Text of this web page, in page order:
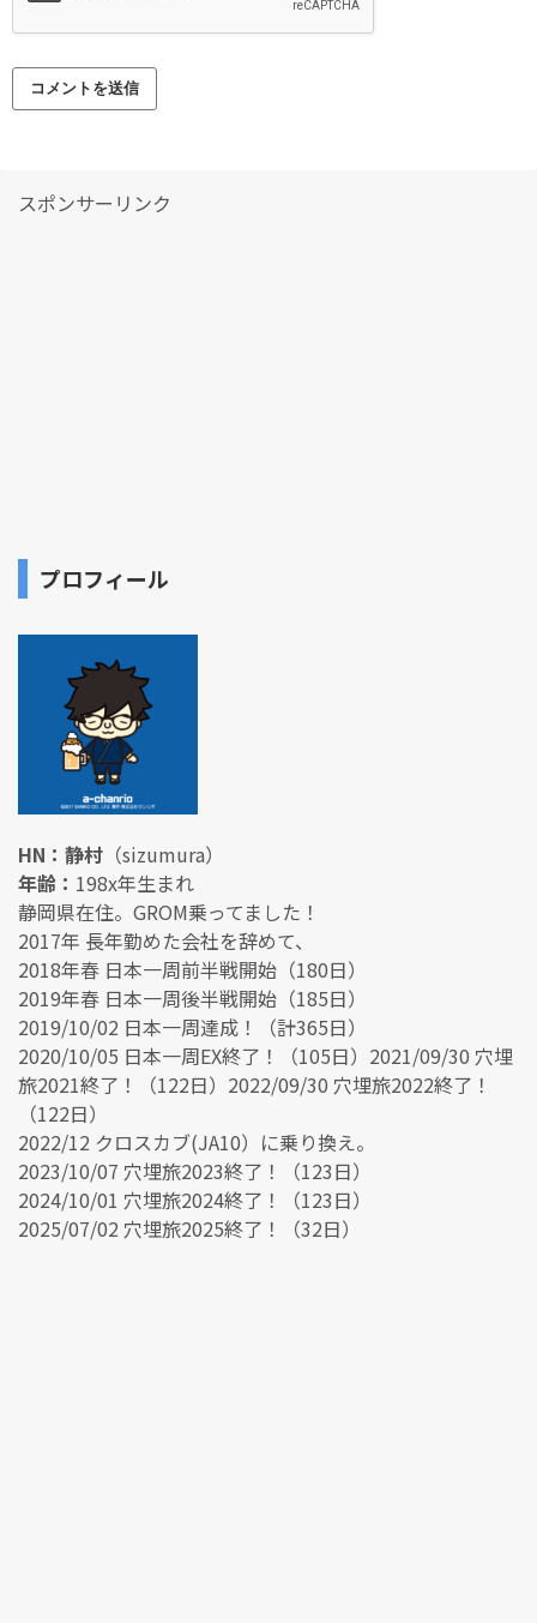
スポンサーリンク
プロフィール
HN：静村 （sizumura）
年齢： 198x年生まれ
静岡県在住。GROM乗ってました！
2017年 長年勤めた会社を辞めて、
2018年春 日本一周前半戦開始（180日）
2019年春 日本一周後半戦開始（185日）
2019/10/02 日本一周達成！（計365日）
2020/10/05 日本一周EX終了！（105日）2021/09/30 穴埋
旅2021終了！（122日）2022/09/30 穴埋旅2022終了！
（122日）
2022/12 クロスカブ(JA10）に乗り換え。
2023/10/07 穴埋旅2023終了！（123日）
2024/10/01 穴埋旅2024終了！（123日）
2025/07/02 穴埋旅2025終了！（32日）